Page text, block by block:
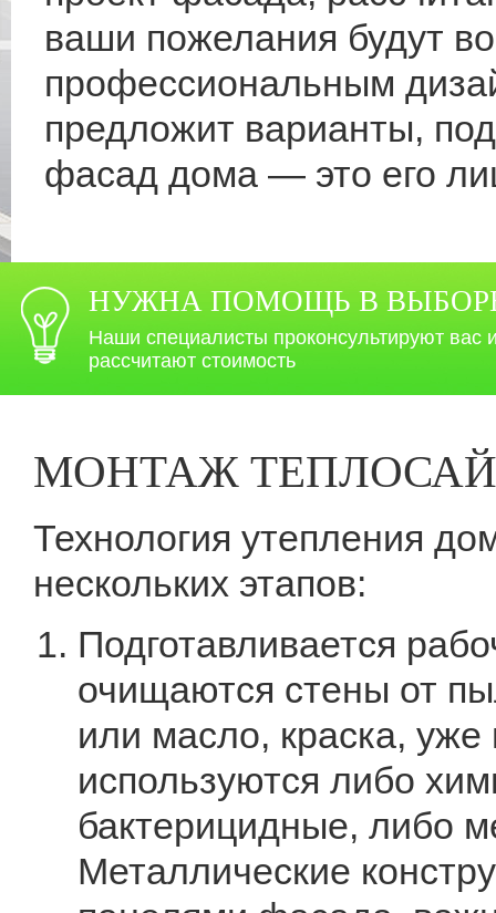
ваши пожелания будут
профессиональным
предложит варианты,
фасад дома — это его
НУЖНА ПОМОЩЬ В
Наши специалисты проконсультируют вас
рассчитают стоимость
МОНТАЖ
Технология утепления
нескольких этапов:
Подготавливается
очищаются стены от
или масло, краска, уже
используются либо
бактерицидные, либо
Металлические